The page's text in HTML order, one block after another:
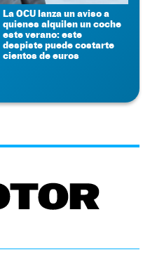
La OCU lanza un aviso a
quienes alquilen un coche
este verano: este
despiste puede costarte
cientos de euros